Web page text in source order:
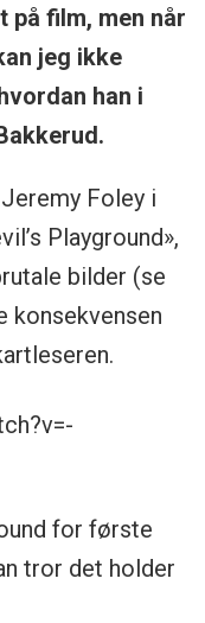
på film, men når
jeg ikke
han i
Foley i
Playground»,
bilder (se
konsekvensen
for første
tror det holder